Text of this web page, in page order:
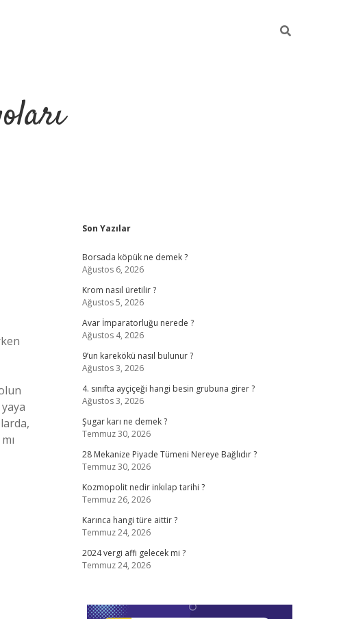
Sidebar
Son Yazılar
Borsada köpük ne demek ?
Ağustos 6, 2026
Krom nasıl üretilir ?
Ağustos 5, 2026
Avar İmparatorluğu nerede ?
Ağustos 4, 2026
9’un karekökü nasıl bulunur ?
Ağustos 3, 2026
4. sınıfta ayçiçeği hangi besin grubuna girer ?
Ağustos 3, 2026
Şugar karı ne demek ?
Temmuz 30, 2026
28 Mekanize Piyade Tümeni Nereye Bağlıdır ?
Temmuz 30, 2026
Kozmopolit nedir inkılap tarihi ?
Temmuz 26, 2026
Karınca hangi türe aittir ?
Temmuz 24, 2026
2024 vergi affı gelecek mi ?
Temmuz 24, 2026
hiltonbet giriş